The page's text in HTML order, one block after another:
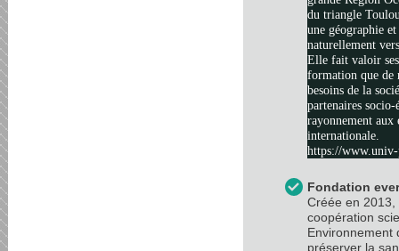
du triangle
une géographie
naturellement
Elle fait valoir
formation que de
besoins de la
partenaires
rayonnement aux
internationale.
https://
Fondation
Créée en
coopération
Environnement
préserver la